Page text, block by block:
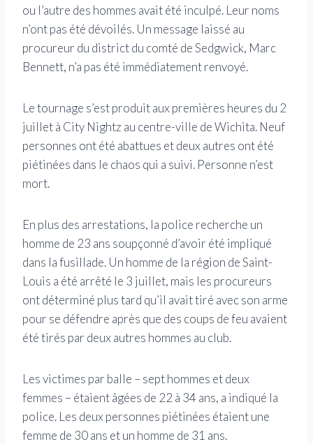
ou l’autre des hommes avait été inculpé. Leur noms
n’ont pas été dévoilés. Un message laissé au
procureur du district du comté de Sedgwick, Marc
Bennett, n’a pas été immédiatement renvoyé.
Le tournage s’est produit aux premières heures du 2
juillet à City Nightz au centre-ville de Wichita. Neuf
personnes ont été abattues et deux autres ont été
piétinées dans le chaos qui a suivi. Personne n’est
mort.
En plus des arrestations, la police recherche un
homme de 23 ans soupçonné d’avoir été impliqué
dans la fusillade. Un homme de la région de Saint-
Louis a été arrêté le 3 juillet, mais les procureurs
ont déterminé plus tard qu’il avait tiré avec son arme
pour se défendre après que des coups de feu avaient
été tirés par deux autres hommes au club.
Les victimes par balle – sept hommes et deux
femmes – étaient âgées de 22 à 34 ans, a indiqué la
police. Les deux personnes piétinées étaient une
femme de 30 ans et un homme de 31 ans.